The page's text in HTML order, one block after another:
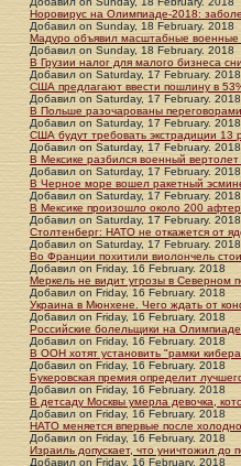
Норовирус на Олимпиаде-2018:
Добавил on Sunday, 18 February. 2018
Мадуро объявил масштабные военные
Добавил on Sunday, 18 February. 2018
В Грузии налог для малого бизнеса
Добавил on Saturday, 17 February. 2018
США предлагают ввести пошлину в
Добавил on Saturday, 17 February. 2018
В Польше разочарованы
Добавил on Saturday, 17 February. 2018
США будут требовать экстрадиции 13
Добавил on Saturday, 17 February. 2018
В Мексике разбился военный
Добавил on Saturday, 17 February. 2018
В Черное море вошел ракетный
Добавил on Saturday, 17 February. 2018
В Мексике произошло около 200
Добавил on Saturday, 17 February. 2018
Столтенберг: НАТО не откажется от
Добавил on Saturday, 17 February. 2018
Во Франции похитили виолончель
Добавил on Friday, 16 February. 2018
Меркель не видит угрозы в Северном
Добавил on Friday, 16 February. 2018
Украина в Мюнхене. Чего ждать от
Добавил on Friday, 16 February. 2018
Российские болельщики на
Добавил on Friday, 16 February. 2018
В ООН хотят установить "рамки
Добавил on Friday, 16 February. 2018
Букеровская премия определит
Добавил on Friday, 16 February. 2018
В детсаду Москвы умерла девочка,
Добавил on Friday, 16 February. 2018
НАТО меняется впервые после
Добавил on Friday, 16 February. 2018
Израиль допускает, что уничтожил
Добавил on Friday, 16 February. 2018